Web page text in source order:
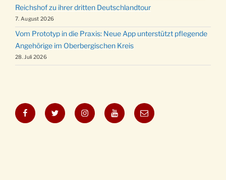
Reichshof zu ihrer dritten Deutschlandtour
7. August 2026
Vom Prototyp in die Praxis: Neue App unterstützt pflegende
Angehörige im Oberbergischen Kreis
28. Juli 2026
FacebookTwitter InstagramYouTubeE-
Mail